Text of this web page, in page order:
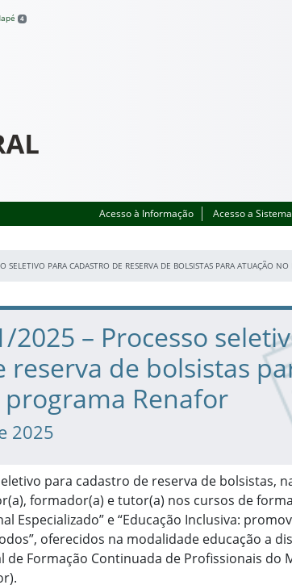
4
Acesso à Informação Acesso a
SELETIVO PARA CADASTRO DE RESERVA DE BOLSISTAS PARA ATUAÇÃO
2025 – Processo
reserva de bolsistas
Renafor
2025
para cadastro de reserva de bolsistas,
formador(a) e tutor(a) nos cursos de
Especializado” e “Educação Inclusiva:
oferecidos na modalidade educação a
de Formação Continuada de Profissionais do